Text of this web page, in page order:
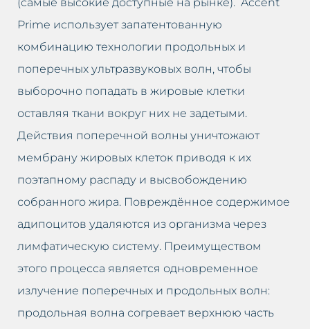
Лимфатические застои
Морщины
Заполнение носогубных
складок
Заполнение долины слез
Закрытие капилляров
Карбокситерапия
Чистка лица с помощью
водорода
Кавитационный пилинг
Краков
Prime использует запатентованную
комбинацию технологии продольных и
поперечных ультразвуковых волн, чтобы
выборочно попадать в жировые клетки
оставляя ткани вокруг них не задетыми.
Действия поперечной волны уничтожают
мембрану жировых клеток приводя к их
поэтапному распаду и высвобождению
собранного жира. Повреждённое содержимое
адипоцитов удаляются из организма через
лимфатическую систему. Преимуществом
этого процесса является одновременное
излучение поперечных и продольных волн:
продольная волна согревает верхнюю часть